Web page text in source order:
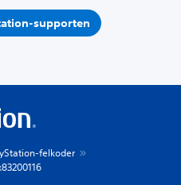
supporten
felkoder